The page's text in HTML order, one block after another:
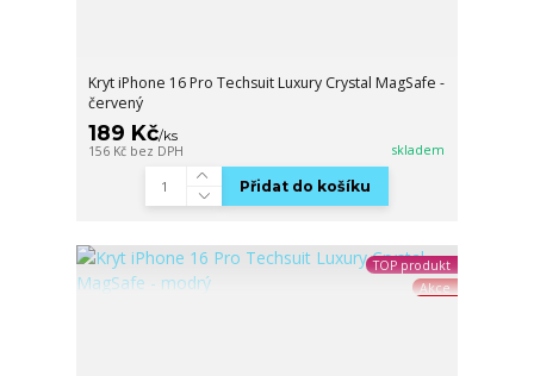
Kryt iPhone 16 Pro Techsuit Luxury Crystal MagSafe -
červený
189 Kč/ks
156 Kč bez DPH skladem
Přidat do košíku
TOP produkt
Akce